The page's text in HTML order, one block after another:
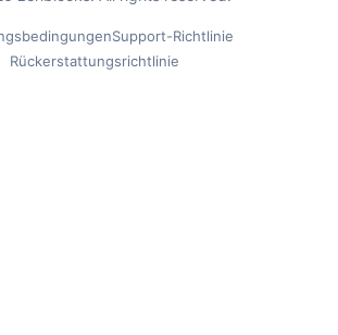
Support-Richtlinie
Rückerstattungsrichtlinie